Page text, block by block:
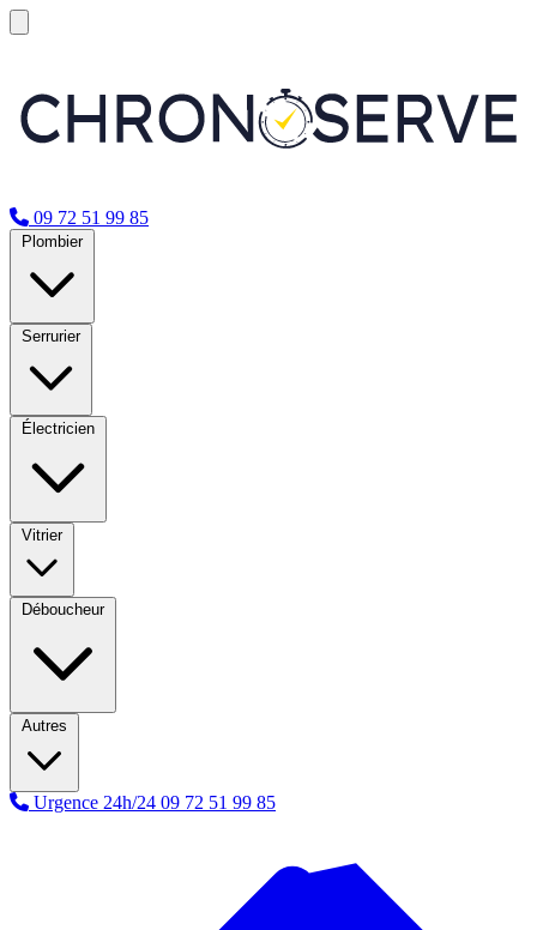
09 72 51 99 85
Plombier
Serrurier
Électricien
Vitrier
Déboucheur
Autres
Urgence 24h/24 09 72 51 99 85